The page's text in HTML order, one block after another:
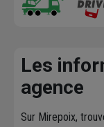
Les
agence
Sur Mirepoix,